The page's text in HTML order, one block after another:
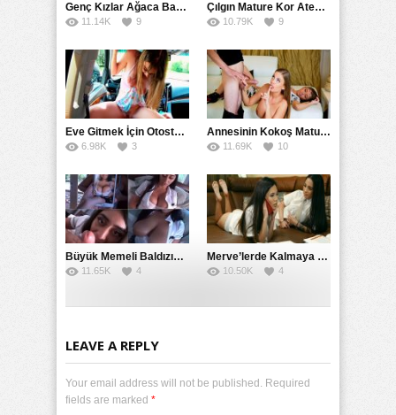
Genç Kızlar Ağaca Bağlayarak Tecavüz Etmek İstediler
11.14K 9
Çılgın Mature Kor Ateşiyle Misafirini Yakıp Eritti
10.79K 9
Eve Gitmek İçin Otostop Çeken Üniversiteli Bedelini Ödedi
6.98K 3
Annesinin Kokoş Mature Arkadaşı Tarafından Saksoya Uğradı
11.69K 10
Büyük Memeli Baldızının Takipçilerinin Çoğalması İçin Yardım Etti
11.65K 4
Merve’lerde Kalmaya Gelen Liseli Kız Fanteziyi Dibine Verdirdi
10.50K 4
LEAVE A REPLY
Your email address will not be published. Required
fields are marked *